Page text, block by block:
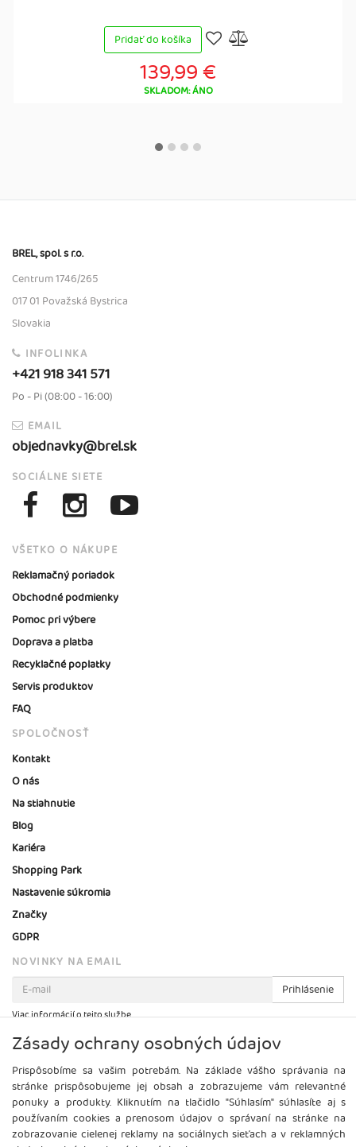
Pridať do košíka
139,99 €
SKLADOM: ÁNO
BREL, spol. s r.o.
Centrum 1746/265
017 01 Považská Bystrica
Slovakia
INFOLINKA
+421 918 341 571
Po - Pi (08:00 - 16:00)
EMAIL
objednavky@brel.sk
SOCIÁLNE SIETE
VŠETKO O NÁKUPE
Reklamačný poriadok
Obchodné podmienky
Pomoc pri výbere
Doprava a platba
Recyklačné poplatky
Servis produktov
FAQ
SPOLOČNOSŤ
Kontakt
O nás
Na stiahnutie
Blog
Kariéra
Shopping Park
Nastavenie súkromia
Značky
GDPR
NOVINKY NA EMAIL
Prihlásenie
Viac informácií o tejto službe
Zásady ochrany osobných údajov
Prispôsobíme sa vašim potrebám. Na základe vášho správania na
stránke prispôsobujeme jej obsah a zobrazujeme vám relevantné
ponuky a produkty. Kliknutím na tlačidlo "Súhlasím" súhlasíte aj s
používaním cookies a prenosom údajov o správaní na stránke na
zobrazovanie cielenej reklamy na sociálnych sieťach a v reklamných